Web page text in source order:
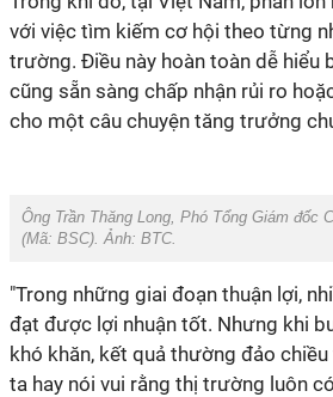
với việc tìm kiếm cơ hội theo từng
trường. Điều này hoàn toàn dễ hiểu
cũng sẵn sàng chấp nhận rủi ro
cho một câu chuyện tăng trưởng
Ông Trần Thăng Long, Phó Tổng Giám đốc
(Mã: BSC). Ảnh: BTC.
"Trong những giai đoạn thuận lợi,
đạt được lợi nhuận tốt. Nhưng khi
khó khăn, kết quả thường đảo
ta hay nói vui rằng thị trường luôn